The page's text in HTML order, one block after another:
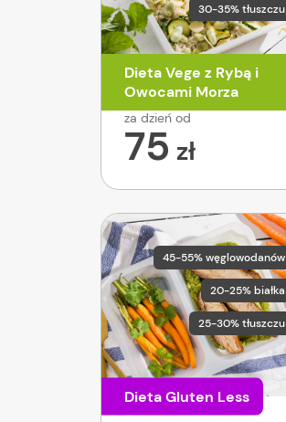
30-35% tłuszczu
Dieta Vege z Rybą i
Owocami Morza
za dzień od
75 zł
45-55% węglowodanów
20-25% białka
25-30% tłuszczu
Dieta Gluten Less